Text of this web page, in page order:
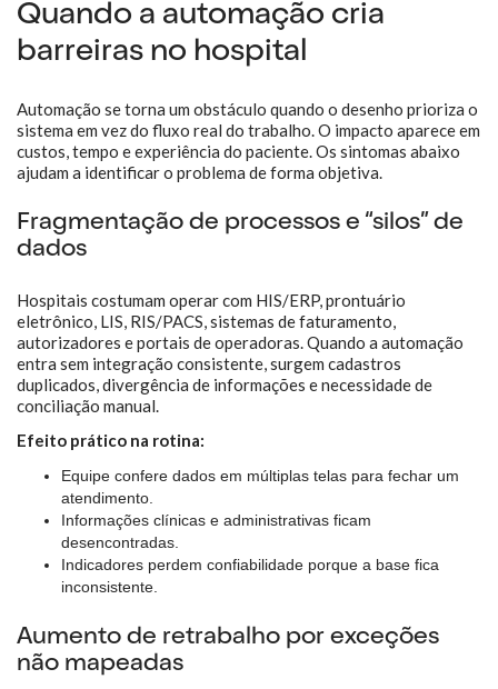
Quando a automação cria
barreiras no hospital
Automação se torna um obstáculo quando o desenho prioriza o
sistema em vez do fluxo real do trabalho. O impacto aparece em
custos, tempo e experiência do paciente. Os sintomas abaixo
ajudam a identificar o problema de forma objetiva.
Fragmentação de processos e “silos” de
dados
Hospitais costumam operar com HIS/ERP, prontuário
eletrônico, LIS, RIS/PACS, sistemas de faturamento,
autorizadores e portais de operadoras. Quando a automação
entra sem integração consistente, surgem cadastros
duplicados, divergência de informações e necessidade de
conciliação manual.
Efeito prático na rotina:
Equipe confere dados em múltiplas telas para fechar um
atendimento.
Informações clínicas e administrativas ficam
desencontradas.
Indicadores perdem confiabilidade porque a base fica
inconsistente.
Aumento de retrabalho por exceções
não mapeadas